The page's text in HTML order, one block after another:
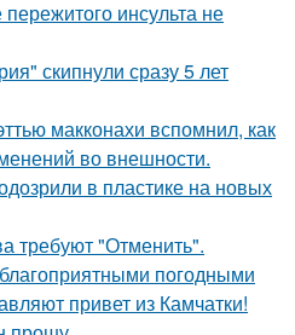
инсульта не
скипнули сразу 5 лет
макконахи вспомнил, как
во внешности.
в пластике на новых
требуют "Отменить".
погодными
привет из Камчатки!